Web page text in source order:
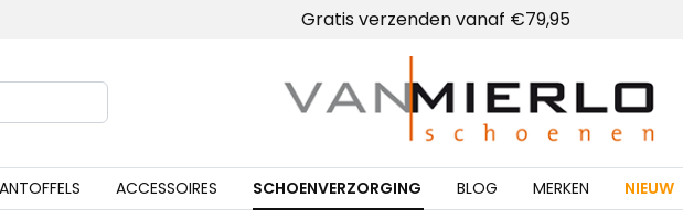
Gratis verzenden vanaf €79,95
ACCESSOIRES SCHOENVERZORGING BLOG MERKEN NIEUW